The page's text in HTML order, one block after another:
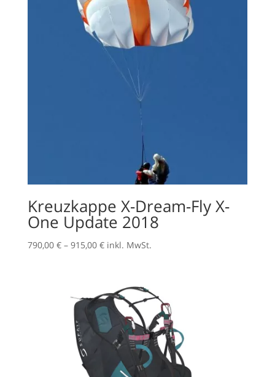
Kreuzkappe X-Dream-Fly X-
One Update 2018
790,00 € – 915,00 €Preisspanne:
915,00 €
inkl. MwSt.